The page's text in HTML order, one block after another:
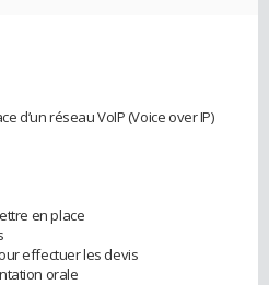
d’un réseau VoIP (Voice over IP)
en place
effectuer les devis
orale